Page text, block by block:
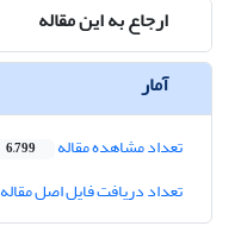
ارجاع به این مقاله
آمار
تعداد مشاهده مقاله 6,799
تعداد دریافت فایل اصل مقاله